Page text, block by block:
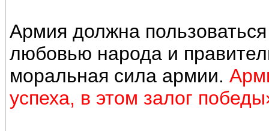
Армия должна
любовью народа и
моральная сила армии.
успеха, в этом залог